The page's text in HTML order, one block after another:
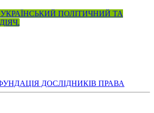
ПОЛІТИЧНИЙ ТА